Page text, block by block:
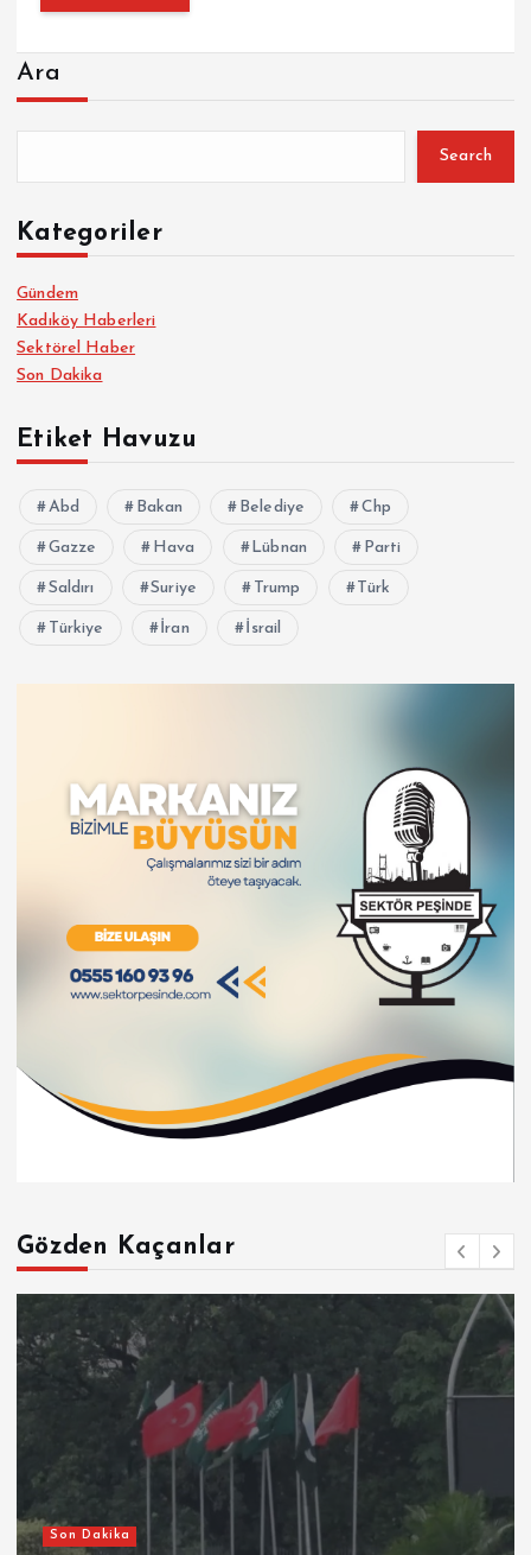
Ara
Search
Kategoriler
Gündem
Kadıköy Haberleri
Sektörel Haber
Son Dakika
Etiket Havuzu
Abd Bakan Belediye Chp
Gazze Hava Lübnan Parti
Saldırı Suriye Trump Türk
Türkiye İran İsrail
Gözden Kaçanlar
Son Dakika